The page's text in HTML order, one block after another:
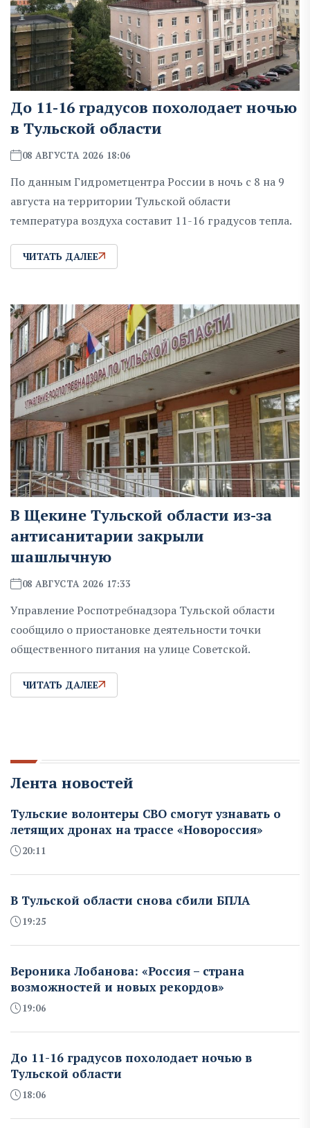
До 11-16 градусов похолодает ночью
в Тульской области
08 АВГУСТА 2026 18:06
По данным Гидрометцентра России в ночь с 8 на 9
августа на территории Тульской области
температура воздуха составит 11-16 градусов тепла.
ЧИТАТЬ ДАЛЕЕ
В Щекине Тульской области из-за
антисанитарии закрыли
шашлычную
08 АВГУСТА 2026 17:33
Управление Роспотребнадзора Тульской области
сообщило о приостановке деятельности точки
общественного питания на улице Советской.
ЧИТАТЬ ДАЛЕЕ
Лента новостей
Тульские волонтеры СВО смогут узнавать о
летящих дронах на трассе «Новороссия»
20:11
В Тульской области снова сбили БПЛА
19:25
Вероника Лобанова: «Россия – страна
возможностей и новых рекордов»
19:06
До 11-16 градусов похолодает ночью в
Тульской области
18:06